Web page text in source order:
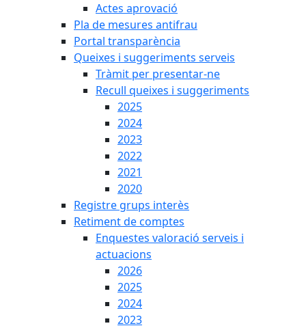
Actes aprovació
Pla de mesures antifrau
Portal transparència
Queixes i suggeriments serveis
Tràmit per presentar-ne
Recull queixes i suggeriments
2025
2024
2023
2022
2021
2020
Registre grups interès
Retiment de comptes
Enquestes valoració serveis i
actuacions
2026
2025
2024
2023